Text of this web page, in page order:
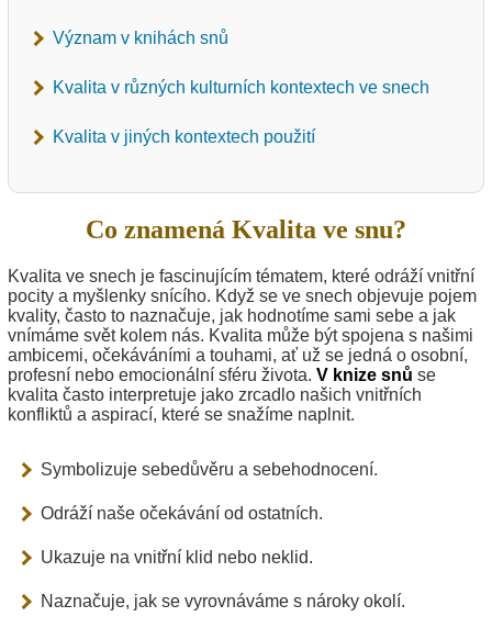
Význam v knihách snů
Kvalita v různých kulturních kontextech ve snech
Kvalita v jiných kontextech použití
Co znamená Kvalita ve snu?
Kvalita ve snech je fascinujícím tématem, které odráží vnitřní
pocity a myšlenky snícího. Když se ve snech objevuje pojem
kvality, často to naznačuje, jak hodnotíme sami sebe a jak
vnímáme svět kolem nás. Kvalita může být spojena s našimi
ambicemi, očekáváními a touhami, ať už se jedná o osobní,
profesní nebo emocionální sféru života. V knize snů se
kvalita často interpretuje jako zrcadlo našich vnitřních
konfliktů a aspirací, které se snažíme naplnit.
Symbolizuje sebedůvěru a sebehodnocení.
Odráží naše očekávání od ostatních.
Ukazuje na vnitřní klid nebo neklid.
Naznačuje, jak se vyrovnáváme s nároky okolí.